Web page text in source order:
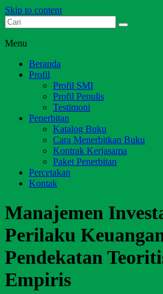
Skip to content
Dari Jambi untuk Indonesia
Menu
Beranda
Profil
Profil SMI
Profil Penulis
Testimoni
Penerbitan
Katalog Buku
Cara Menerbitkan Buku
Kontrak Kerjasama
Paket Penerbitan
Percetakan
Kontak
Manajemen
Perilaku
Pendekatan
Empiris